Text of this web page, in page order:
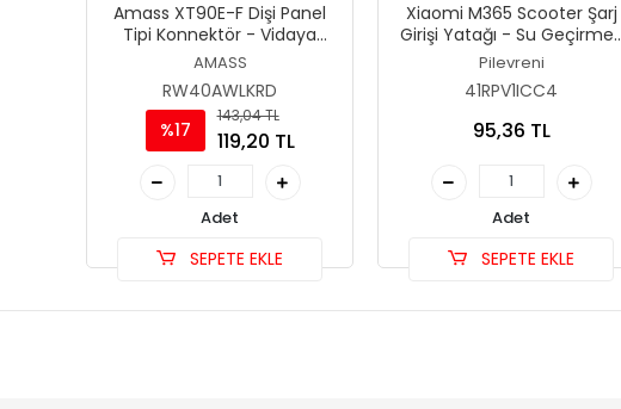
Amass XT90E-F Dişi Panel
Tipi Konnektör - Vidaya
Uyumlu Montaj Soket (Erkek
Uyumlu Dişi)
AMASS
RW40AWLKRD
%17
143,04 TL
119,20 TL
Adet
SEPETE EKLE
Xiaomi M365 Scooter Şarj
Girişi Yatağı - Su Geçirmez
Koruma Kapağı Seti
Pilevreni
41RPV1ICC4
95,36 TL
Adet
SEPETE EKLE